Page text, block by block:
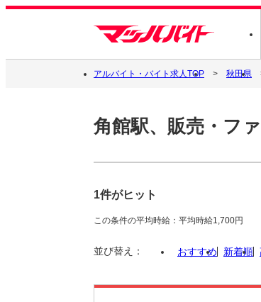
アルバイト・バイト求人TOP 秋田県
角館駅、販売・フ
1件がヒット
この条件の平均時給：平均時給1,700円
並び替え： おすすめ 新着順